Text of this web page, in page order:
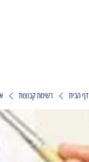
דף הבית רשימת קבוצות